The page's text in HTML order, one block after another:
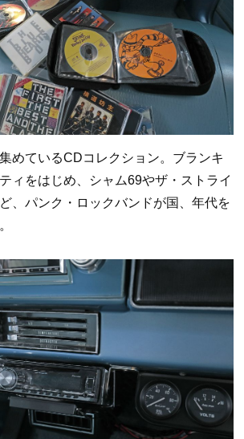
めているCDコレクション。ブランキ
ィをはじめ、シャム69やザ・ストライ
、パンク・ロックバンドが国、年代を